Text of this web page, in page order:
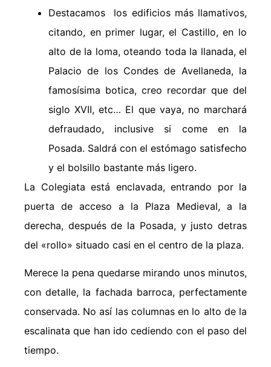
Destacamos los edificios más llamativos,
citando, en primer lugar, el Castillo, en lo
alto de la loma, oteando toda la llanada, el
Palacio de los Condes de Avellaneda, la
famosísima botica, creo recordar que del
siglo XVII, etc… El que vaya, no marchará
defraudado, inclusive si come en la
Posada. Saldrá con el estómago satisfecho
y el bolsillo bastante más ligero.
La Colegiata está enclavada, entrando por la
puerta de acceso a la Plaza Medieval, a la
derecha, después de la Posada, y justo detras
del «rollo» situado casi en el centro de la plaza.
Merece la pena quedarse mirando unos minutos,
con detalle, la fachada barroca, perfectamente
conservada. No así las columnas en lo alto de la
escalinata que han ido cediendo con el paso del
tiempo.